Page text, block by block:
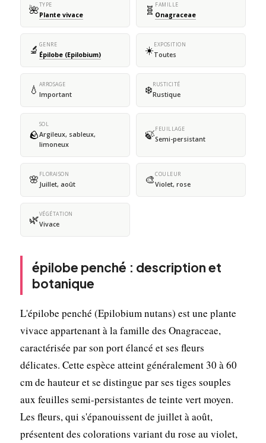
🌺TYPE
Plante vivace 🧬 FAMILLE
Onagraceae
🔬 GENRE
Épilobe (Epilobium) ☀️EXPOSITION
Toutes
💧 ARROSAGE
Important ❄️RUSTICITÉ
Rustique
🪨
SOL
Argileux, sableux,
limoneux
🍃FEUILLAGE
Semi-persistant
🌸 FLORAISON
Juillet, août 🎨COULEUR
Violet, rose
🌿VÉGÉTATION
Vivace
épilobe penché : description et
botanique
L'épilobe penché (Epilobium nutans) est une plante
vivace appartenant à la famille des Onagraceae,
caractérisée par son port élancé et ses fleurs
délicates. Cette espèce atteint généralement 30 à 60
cm de hauteur et se distingue par ses tiges souples
aux feuilles semi-persistantes de teinte vert moyen.
Les fleurs, qui s'épanouissent de juillet à août,
présentent des colorations variant du rose au violet,